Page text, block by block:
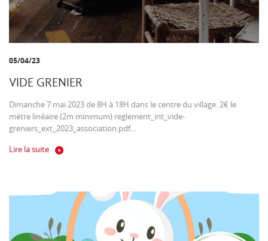
05/04/23
VIDE GRENIER
Dimanche 7 mai 2023 de 8H à 18H dans le centre du village. 2€ le
mètre linéaire (2m minimum) reglement_int_vide-
greniers_ext_2023_association.pdf...
Lire la suite